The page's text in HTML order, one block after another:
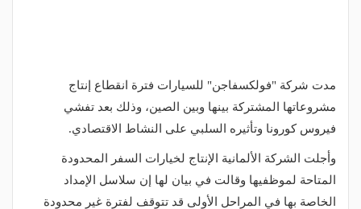
مدت شركة "فولكسفاجن" للسيارات فترة انقطاع إنتاج
مشروعاتها المشتركة بينها وبين الصين، وذلك بعد تفشي
فيروس كورونا وتأثيره السلبي على النشاط الاقتصادي.
وأجلت الشركة الألمانية الإنتاج لخيارات السفر المحدودة
المتاحة لموظفيها وقالت في بيان لها إن سلاسل الإمداد
الخاصة بها في المراحل الأولى قد تتوقف لفترة غير محدودة